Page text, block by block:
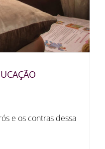
e os contras dessa